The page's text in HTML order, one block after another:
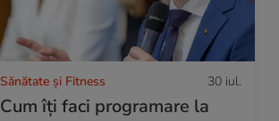
Sănătate și Fitness 30 iul.
Cum îți faci programare la